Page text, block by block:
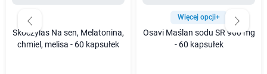
Skoczylas Na sen, Melatonina,
chmiel, melisa - 60 kapsułek
Więcej opcji+
Osavi Maślan sodu SR 960 mg
- 60 kapsułek